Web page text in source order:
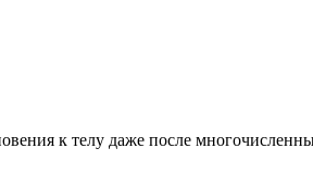
к телу даже после